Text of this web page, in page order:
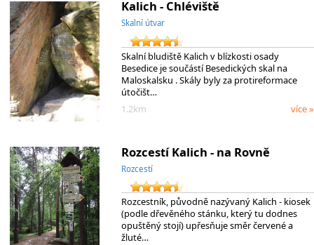
Kalich - Chléviště
Skalní útvar
Skalní bludiště Kalich v blízkosti osady
Besedice je součástí Besedických skal na
Maloskalsku . Skály byly za protireformace
útočišt…
1.2km
více »
Rozcestí Kalich - na Rovně
Rozcestí
Rozcestník, původně nazývaný Kalich - kiosek
(podle dřevěného stánku, který tu dodnes
opuštěný stojí) upřesňuje směr červené a
žluté…